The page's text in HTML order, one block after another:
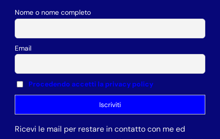
Nome o nome completo
Email
Procedendo accetti la privacy policy
Ricevi le mail per restare in contatto con me ed